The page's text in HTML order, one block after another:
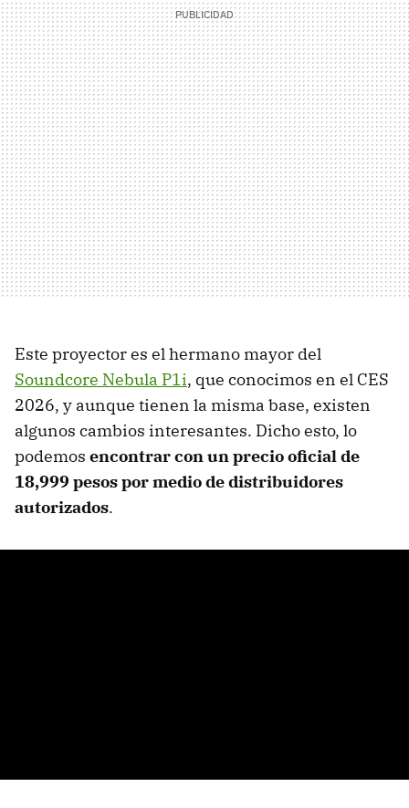
Este proyector es el hermano mayor del
Soundcore Nebula P1i, que conocimos en el CES
2026, y aunque tienen la misma base, existen
algunos cambios interesantes. Dicho esto, lo
podemos encontrar con un precio oficial de
18,999 pesos por medio de distribuidores
autorizados.